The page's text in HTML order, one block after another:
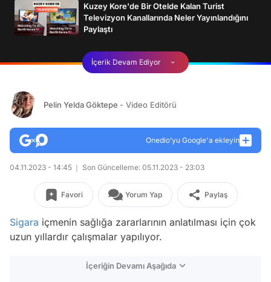
Kuzey Kore'de Bir Otelde Kalan Turist
Televizyon Kanallarında Neler Yayınlandığını
Paylaştı
İçerik Devam Ediyor
Pelin Yelda Göktepe - Video Editörü
Onedio’yu Google'a ekleyin
04.11.2023 - 14:45 Son Güncelleme: 05.11.2023 - 23:03
Favori Yorum Yap Paylaş
Sigara içmenin sağlığa zararlarının anlatılması için çok
uzun yıllardır çalışmalar yapılıyor.
İçeriğin Devamı Aşağıda